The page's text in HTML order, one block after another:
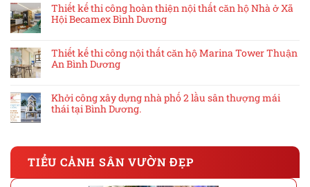
Thiết kế thi công hoàn thiện nội thất căn hộ Nhà ở Xã
Hội Becamex Bình Dương
Thiết kế thi công nội thất căn hộ Marina Tower Thuận
An Bình Dương
Khởi công xây dựng nhà phố 2 lầu sân thượng mái
thái tại Bình Dương.
TIỂU CẢNH SÂN VƯỜN ĐẸP